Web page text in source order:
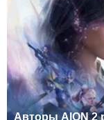
Авторы AION 2